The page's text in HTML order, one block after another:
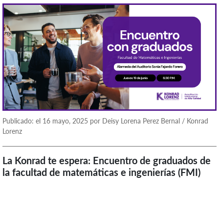
Publicado: el 16 mayo, 2025 por Deisy Lorena Perez Bernal / Konrad
Lorenz
La Konrad te espera: Encuentro de graduados de
la facultad de matemáticas e ingenierías (FMI)